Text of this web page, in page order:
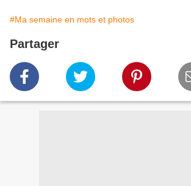
#Ma semaine en mots et photos
Partager